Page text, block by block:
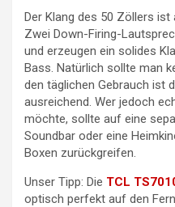
Der Klang des 50 Zöllers
Zwei Down-Firing-
und erzeugen ein solides
Bass. Natürlich sollte man
den täglichen Gebrauch ist
ausreichend. Wer jedoch
möchte, sollte auf eine
Soundbar oder eine
Boxen zurückgreifen.
Unser Tipp: Die TCL
optisch perfekt auf den